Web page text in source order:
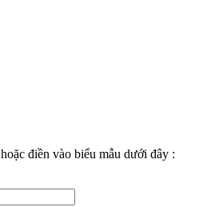
hoặc điền vào biểu mẫu dưới đây :